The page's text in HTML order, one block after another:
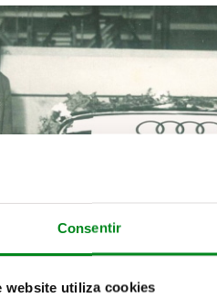
Consentir
website utiliza cookies